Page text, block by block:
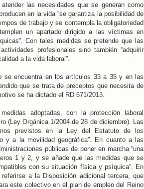
las necesidades que se generan como
en la vida “se garantiza la posibilidad de
de trabajo y se contempla la obligatoriedad
un apartado dirigido a las víctimas en
Con tales medidas se pretende que las
profesionales sino también “adquirir
a la vida laboral”.
se encuentra en los artículos 33 a 35 y en las
que se trata de preceptos que necesita de
se ha dictado el RD 671/2013.
adoptadas, con la protección laboral
(Ley Orgánica 1/2004 de 28 de diciembre). Las
previstos en la Ley del Estatuto de los
y a la movilidad geográfica”. En cuanto a las
públicas de poner en marcha “una
1 y 2, y se añade que las medidas que se
con su situación física y psíquica”. En
a la Disposición adicional tercera, que
este colectivo en el plan de empleo del Reino